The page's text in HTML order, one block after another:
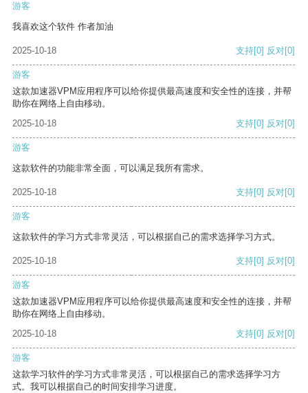
游客
我喜欢这个软件 作者加油
2025-10-18 支持[0] 反对[0]
游客
这款加速器VPM应用程序可以给你提供最高速度和安全性的连接，并帮
助你在网络上自由移动。
2025-10-18
支持[0] 反对[0]
游客
这款软件的功能非常全面，可以满足我所有需求。
2025-10-18 支持[0] 反对[0]
游客
这款软件的学习方式非常灵活，可以根据自己的需求选择学习方式。
2025-10-18 支持[0] 反对[0]
游客
这款加速器VPM应用程序可以给你提供最高速度和安全性的连接，并帮
助你在网络上自由移动。
2025-10-18
支持[0] 反对[0]
游客
这款学习软件的学习方式非常灵活，可以根据自己的需求选择学习方
式。我可以根据自己的时间安排学习进度。